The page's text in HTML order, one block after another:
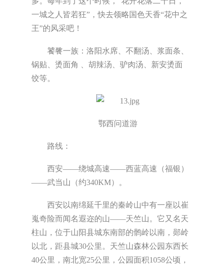
一城之人皆若狂”，快去领略国色天香“花中之
王”的风采吧！
饕餮一族：洛阳水席、不翻汤、浆面条、
锅贴、烫面角 、胡辣汤、驴肉汤、新安烫面
饺等。
鄂西问道游
路线：
西安——绕城高速——西蓝高速（福银）
——武当山（约340KM）。
西安以南绵延千里的秦岭山中有一座以崔
嵬奇险而闻名遐迩的山——天竺山。它又名天
柱山，位于山阳县城东南部的鹘岭以南，郧岭
以北，距县城30公里。天竺山森林公园东西长
40公里，南北宽25公里，公园面积1058公顷，